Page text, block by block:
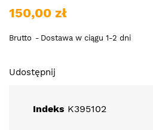
150,00 zł
Brutto Dostawa w ciągu 1-2 dni
Udostępnij
Indeks K395102